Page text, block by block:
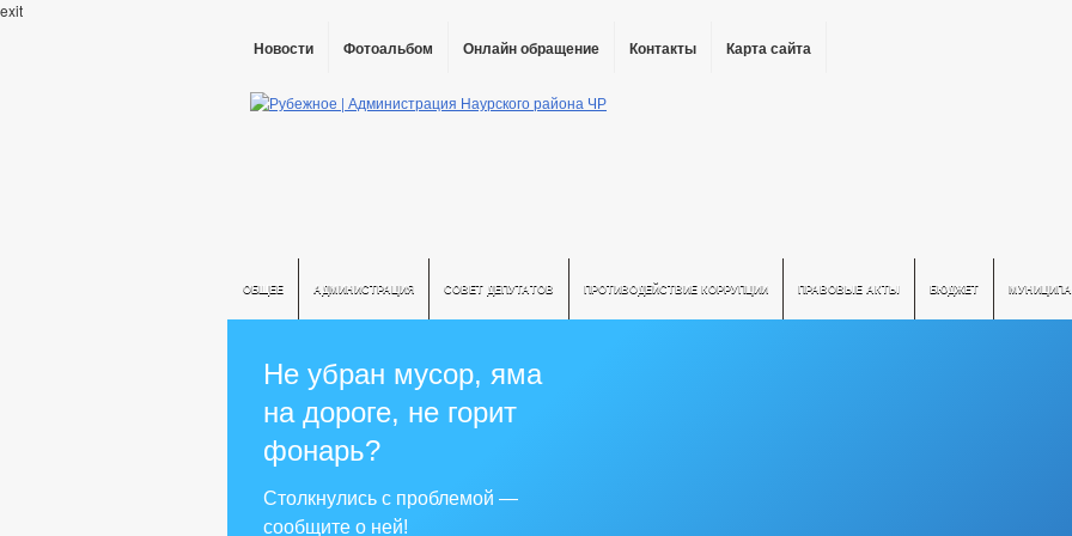
exit
Новости Фотоальбом Онлайн обращение Контакты Карта сайта
ОБЩЕЕ АДМИНИСТРАЦИЯ СОВЕТ ДЕПУТАТОВ ПРОТИВОДЕЙСТВИЕ КОРРУПЦИИ ПРАВОВЫЕ АКТЫ БЮДЖЕТ
Не убран мусор, яма
на дороге, не горит
фонарь?
Столкнулись с проблемой —
сообщите о ней!